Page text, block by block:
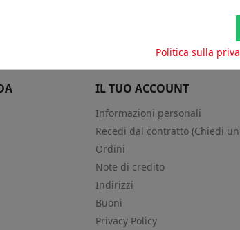
dati personali
IL TUO ACCOUNT
Informazioni personali
Recedi dal contratto (Chiedi
Ordini
Note di credito
Indirizzi
Buoni
Privacy Policy
Politica sulla